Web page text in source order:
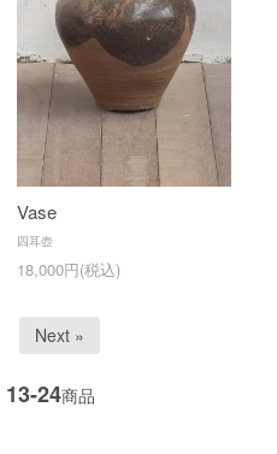
Vase
四耳壺
18,000円(税込)
Next »
13-24商品